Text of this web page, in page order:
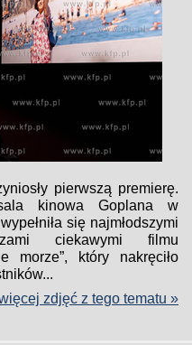
pierwszą premierę.
kinowa Goplana w
się najmłodszymi
ciekawymi filmu
morze”, który nakręciło
zdjęć z tego tematu »